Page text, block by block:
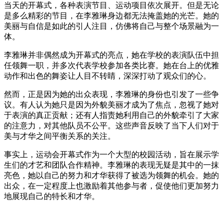
当天的开幕式，各种表演节目、运动项目依次展开。但是无论
是多么精彩的节目，在李雅琳身边都无法掩盖她的光芒。她的
美丽与自信是如此的引人注目，仿佛将自己与整个场景融为一
体。
李雅琳并非偶然成为开幕式的亮点，她在学校的表演队伍中担
任领舞一职，并多次代表学校参加各类比赛。她在台上的优雅
动作和出色的舞姿让人目不转睛，深深打动了观众们的心。
然而，正是因为她的出众表现，李雅琳的身份也引发了一些争
议。有人认为她只是因为外貌美丽才成为了焦点，忽视了她对
于表演的真正贡献；还有人指责她利用自己的外貌牵引了大家
的注意力，对其他队员不公平。这些声音反映了当下人们对于
美与才华之间平衡关系的关注。
事实上，运动会开幕式作为一个大型的校园活动，旨在展示学
生们的才艺和团队合作精神。李雅琳的表现无疑是其中的一抹
亮色，她以自己的努力和才华获得了被选为领舞的机会。她的
出众，在一定程度上也激励着其他参与者，促使他们更加努力
地展现自己的特长和才华。